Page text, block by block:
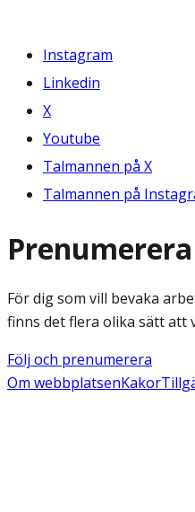
Instagram
Linkedin
X
Youtube
Talmannen på X
Talmannen på
Prenumerera
För dig som vill bevaka
finns det flera olika sätt att
Följ och prenumerera
Om webbplatsenKakor